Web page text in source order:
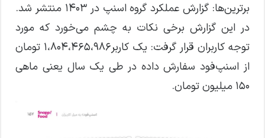
برترین‌ها: گزارش عملکرد گروه اسنپ در ۱۴۰۳ منتشر شد.
در این گزارش برخی نکات به چشم می‌خورد که مورد
توجه کاربران قرار گرفت: یک کاربر۱،۸۰۴،۴۶۵،۹۸۶ تومان
از اسنپ‌فود سفارش داده در طی یک سال یعنی ماهی
۱۵۰ میلیون تومان.